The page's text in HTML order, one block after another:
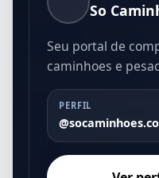
So
Seu portal de
caminhoes e
PERFIL